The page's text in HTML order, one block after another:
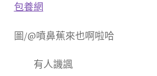
包養網
圖/@噴鼻蕉來也啊啦哈
有人譏諷